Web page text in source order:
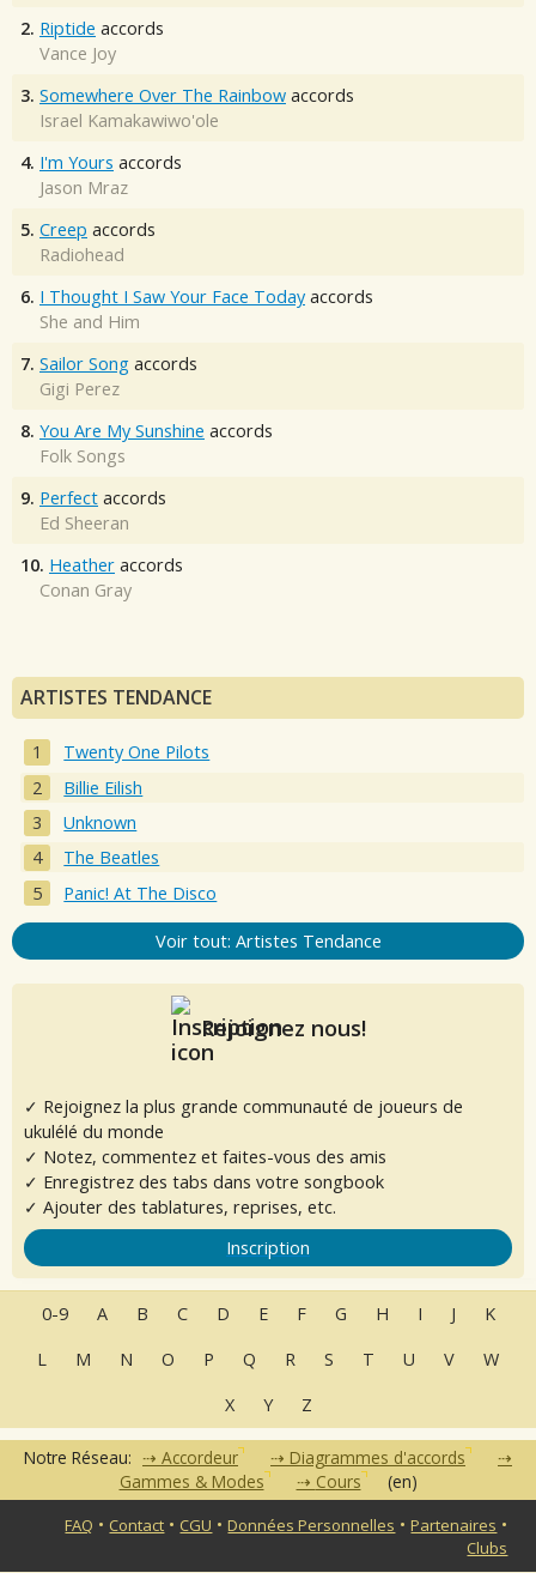
2. Riptide accords
Vance Joy
3. Somewhere Over The Rainbow accords
Israel Kamakawiwo'ole
4. I'm Yours accords
Jason Mraz
5. Creep accords
Radiohead
6. I Thought I Saw Your Face Today accords
She and Him
7. Sailor Song accords
Gigi Perez
8. You Are My Sunshine accords
Folk Songs
9. Perfect accords
Ed Sheeran
10. Heather accords
Conan Gray
ARTISTES TENDANCE
Twenty One Pilots
Billie Eilish
Unknown
The Beatles
Panic! At The Disco
Voir tout: Artistes Tendance
Rejoignez nous!
✓ Rejoignez la plus grande communauté de joueurs de
ukulélé du monde
✓ Notez, commentez et faites-vous des amis
✓ Enregistrez des tabs dans votre songbook
✓ Ajouter des tablatures, reprises, etc.
Inscription
0-9 A B C D E F G H I J
K
L
M N O P Q R S T U V
W
X
Y Z
Notre Réseau: Accordeur
Diagrammes d'accords
Gammes & Modes
Cours (en)
FAQ • Contact • CGU •Données Personnelles •Partenaires •
Clubs